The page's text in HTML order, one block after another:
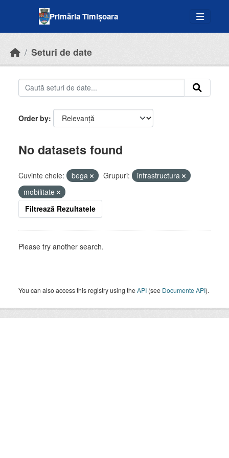
Primăria Timișoara
Seturi de date
Order by
No datasets found
Cuvinte cheie: bega Grupuri:
infrastructura
mobilitate
Filtrează Rezultatele
Please try another search.
You can also access this registry using theAPI (see Documente API).